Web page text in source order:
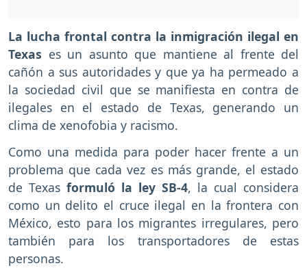
La lucha frontal contra la inmigración ilegal en
Texas es un asunto que mantiene al frente del
cañón a sus autoridades y que ya ha permeado a
la sociedad civil que se manifiesta en contra de
ilegales en el estado de Texas, generando un
clima de xenofobia y racismo.
Como una medida para poder hacer frente a un
problema que cada vez es más grande, el estado
de Texas formuló la ley SB-4, la cual considera
como un delito el cruce ilegal en la frontera con
México, esto para los migrantes irregulares, pero
también para los transportadores de estas
personas.